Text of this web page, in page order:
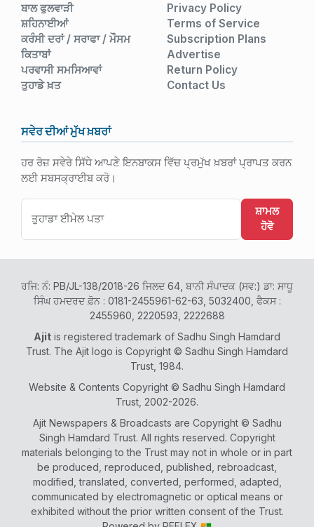
ਬਾਲ ਫੁਲਵਾੜੀ
ਸ਼ਹਿਨਾਈਆਂ
ਕਰੰਸੀ ਦਰਾਂ / ਸਰਾਫਾ / ਮੌਸਮ
ਕਿਤਾਬਾਂ
ਪਰਵਾਸੀ ਸਮਸਿਆਵਾਂ
ਤੁਹਾਡੇ ਖ਼ਤ
Privacy Policy
Terms of Service
Subscription Plans
Advertise
Return Policy
Contact Us
ਸਵੇਰ ਦੀਆਂ ਮੁੱਖ ਖ਼ਬਰਾਂ
ਹਰ ਰੋਜ਼ ਸਵੇਰੇ ਸਿੱਧੇ ਆਪਣੇ ਇਨਬਾਕਸ ਵਿੱਚ ਪ੍ਰਮੁੱਖ ਖ਼ਬਰਾਂ ਪ੍ਰਾਪਤ ਕਰਨ
ਲਈ ਸਬਸਕ੍ਰਾਈਬ ਕਰੋ।
ਸ਼ਾਮਲ
ਹੋਵੋ
ਰਜਿ: ਨੰ: PB/JL-138/2018-26 ਜਿਲਦ 64, ਬਾਨੀ ਸੰਪਾਦਕ (ਸਵ:) ਡਾ: ਸਾਧੂ
ਸਿੰਘ ਹਮਦਰਦ ਫ਼ੋਨ : 0181-2455961-62-63, 5032400, ਫੈਕਸ :
2455960, 2220593, 2222688
Ajit is registered trademark of Sadhu Singh Hamdard
Trust. The Ajit logo is Copyright © Sadhu Singh Hamdard
Trust, 1984.
Website & Contents Copyright © Sadhu Singh Hamdard
Trust, 2002-2026.
Ajit Newspapers & Broadcasts are Copyright © Sadhu
Singh Hamdard Trust. All rights reserved. Copyright
materials belonging to the Trust may not in whole or in part
be produced, reproduced, published, rebroadcast,
modified, translated, converted, performed, adapted,
communicated by electromagnetic or optical means or
exhibited without the prior written consent of the Trust.